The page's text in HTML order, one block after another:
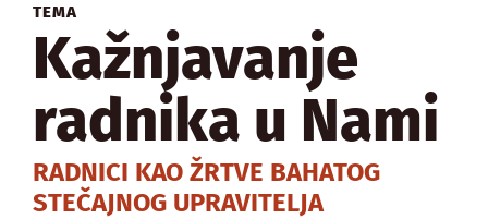
TEMA
Kažnjavanje
radnika u Nami
RADNICI KAO ŽRTVE BAHATOG
STEČAJNOG UPRAVITELJA